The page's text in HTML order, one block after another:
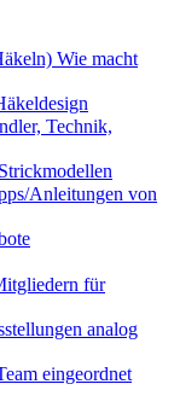
Wie macht
Technik,
Anleitungen von
für
analog
eingeordnet